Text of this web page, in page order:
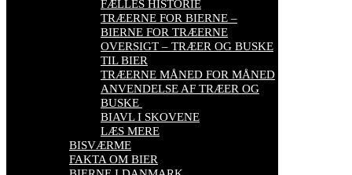
FÆLLES HISTORIE
TRÆERNE FOR BIERNE –
BIERNE FOR TRÆERNE
OVERSIGT – TRÆER OG BUSKE
TIL BIER
TRÆERNE MÅNED FOR MÅNED
ANVENDELSE AF TRÆER OG
BUSKE
BIAVL I SKOVENE
LÆS MERE
BISVÆRME
FAKTA OM BIER